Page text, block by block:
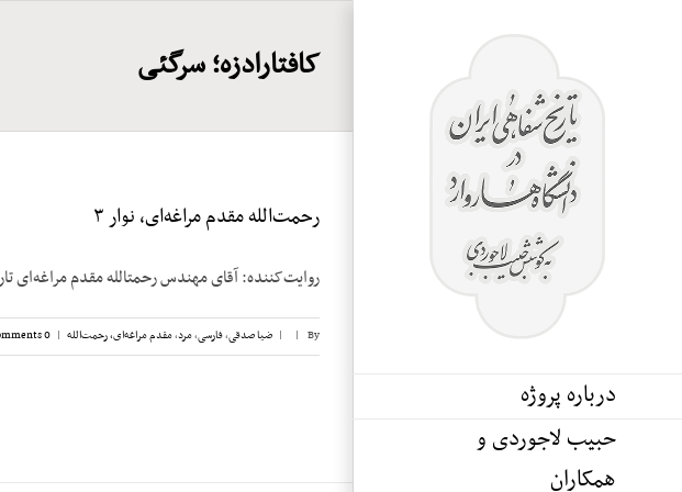
درباره پروژه
حبیب لاجوردی و
همکاران
کافتارادزه؛ سرگئی
رحمت‌الله مقدم مراغه‌ای، نوار ۳
روایت‌کننده: آقای مهندس رحمت‏الله مقدم مراغه‌ای تاریخ مصاحبه: ۱۷ ژانویه
By
|
| ضیا صدقی,فارسی,مرد,مقدم مراغه‌ای، رحمت‌الله |
0 Comments